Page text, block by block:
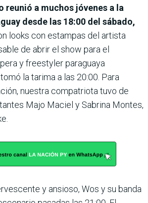
reunió a muchos jóvenes a la
desde las 18:00 del sábado,
looks con estampas del artista
de abrir el show para el
y freestyler paraguaya
la tarima a las 20:00. Para
nuestra compatriota tuvo de
Majo Maciel y Sabrina Montes,
y ansioso, Wos y su banda